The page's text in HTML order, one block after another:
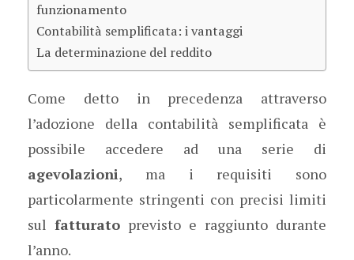
funzionamento
Contabilità semplificata: i vantaggi
La determinazione del reddito
Come detto in precedenza attraverso
l’adozione della contabilità semplificata è
possibile accedere ad una serie di
agevolazioni, ma i requisiti sono
particolarmente stringenti con precisi limiti
sul fatturato previsto e raggiunto durante
l’anno.